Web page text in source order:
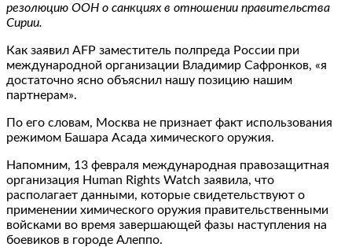
резолюцию ООН о санкциях в отношении правительства
Сирии.
Как заявил AFP заместитель полпреда России при
международной организации Владимир Сафронков, «я
достаточно ясно объяснил нашу позицию нашим
партнерам».
По его словам, Москва не признает факт использования
режимом Башара Асада химического оружия.
Напомним, 13 февраля международная правозащитная
организация Human Rights Watch заявила, что
располагает данными, которые свидетельствуют о
применении химического оружия правительственными
войсками во время завершающей фазы наступления на
боевиков в городе Алеппо.